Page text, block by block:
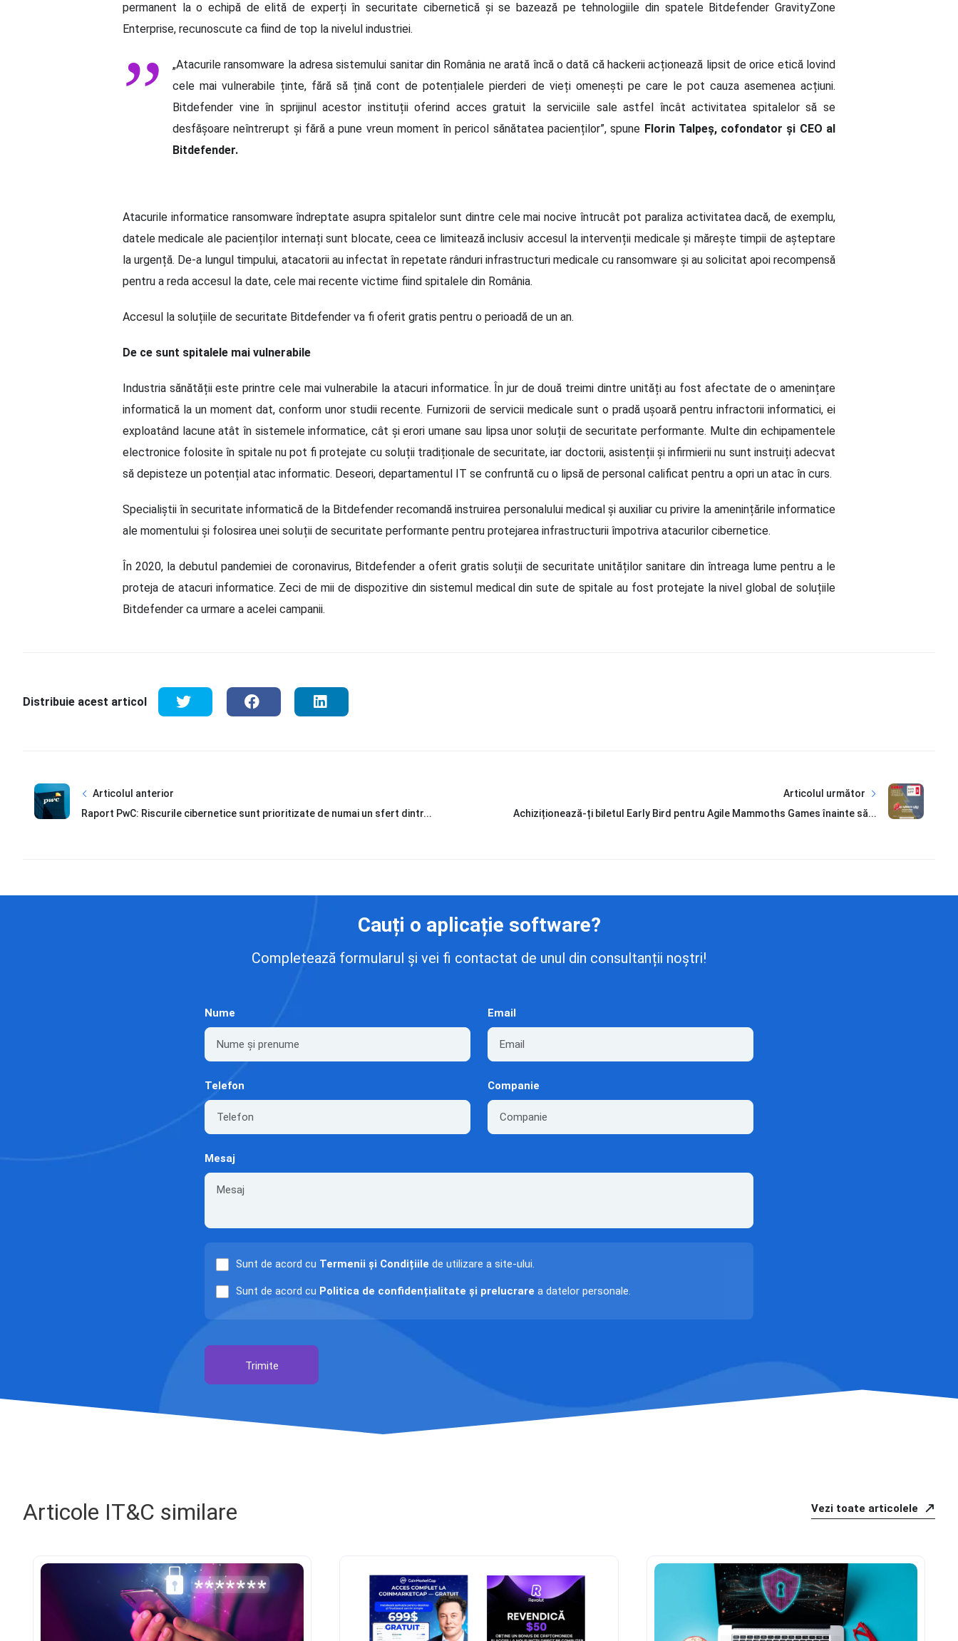
permanent la o echipă de elită de experți în securitate cibernetică și se bazează pe tehnologiile din spatele Bitdefender GravityZone
Enterprise, recunoscute ca fiind de top la nivelul industriei.
„Atacurile ransomware la adresa sistemului sanitar din România ne arată încă o dată că hackerii acționează lipsit de orice etică lovind
cele mai vulnerabile ținte, fără să țină cont de potențialele pierderi de vieți omenești pe care le pot cauza asemenea acțiuni.
Bitdefender vine în sprijinul acestor instituții oferind acces gratuit la serviciile sale astfel încât activitatea spitalelor să se
desfășoare neîntrerupt și fără a pune vreun moment în pericol sănătatea pacienților”, spune Florin Talpeș, cofondator și CEO al
Bitdefender.
Atacurile informatice ransomware îndreptate asupra spitalelor sunt dintre cele mai nocive întrucât pot paraliza activitatea dacă, de exemplu,
datele medicale ale pacienților internați sunt blocate, ceea ce limitează inclusiv accesul la intervenții medicale și mărește timpii de așteptare
la urgență. De-a lungul timpului, atacatorii au infectat în repetate rânduri infrastructuri medicale cu ransomware și au solicitat apoi recompensă
pentru a reda accesul la date, cele mai recente victime fiind spitalele din România.
Accesul la soluțiile de securitate Bitdefender va fi oferit gratis pentru o perioadă de un an.
De ce sunt spitalele mai vulnerabile
Industria sănătății este printre cele mai vulnerabile la atacuri informatice. În jur de două treimi dintre unități au fost afectate de o amenințare
informatică la un moment dat, conform unor studii recente. Furnizorii de servicii medicale sunt o pradă ușoară pentru infractorii informatici, ei
exploatând lacune atât în sistemele informatice, cât și erori umane sau lipsa unor soluții de securitate performante. Multe din echipamentele
electronice folosite în spitale nu pot fi protejate cu soluții tradiționale de securitate, iar doctorii, asistenții și infirmierii nu sunt instruiți adecvat
să depisteze un potențial atac informatic. Deseori, departamentul IT se confruntă cu o lipsă de personal calificat pentru a opri un atac în curs.
Specialiștii în securitate informatică de la Bitdefender recomandă instruirea personalului medical și auxiliar cu privire la amenințările informatice
ale momentului și folosirea unei soluții de securitate performante pentru protejarea infrastructurii împotriva atacurilor cibernetice.
În 2020, la debutul pandemiei de coronavirus, Bitdefender a oferit gratis soluții de securitate unităților sanitare din întreaga lume pentru a le
proteja de atacuri informatice. Zeci de mii de dispozitive din sistemul medical din sute de spitale au fost protejate la nivel global de soluțiile
Bitdefender ca urmare a acelei campanii.
Distribuie acest articol
Articolul anterior
Raport PwC: Riscurile cibernetice sunt prioritizate de numai un sfert dintr...
Articolul următor
Achiziționează-ți biletul Early Bird pentru Agile Mammoths Games înainte să...
Cauți o aplicație software?
Completează formularul și vei fi contactat de unul din consultanții noștri!
Nume Email
Telefon Companie
Mesaj
Sunt de acord cu Termenii și Condițiile de utilizare a site-ului.
Sunt de acord cu Politica de confidențialitate și prelucrare a datelor personale.
Trimite
Articole IT&C similare Vezi toate articolele